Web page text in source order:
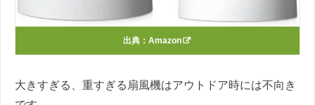
出典： Amazon
大きすぎる、重すぎる扇風機はアウトドア時には不向き